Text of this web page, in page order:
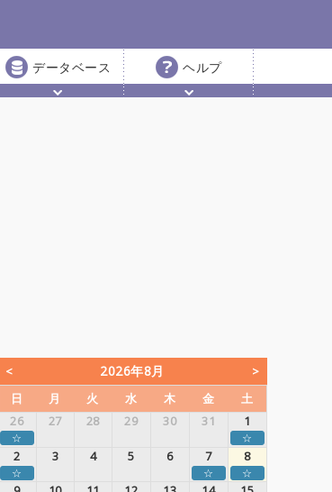
データベース ヘルプ
2026年8月
日 月 火 水 木 金
土
26
27 28 29 30 31 1
☆ ☆
2 3 4 5 6 7 8
☆ ☆ ☆